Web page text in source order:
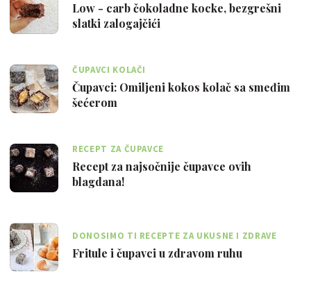
Low - carb čokoladne kocke, bezgrešni
slatki zalogajčići
ČUPAVCI KOLAČI
Čupavci: Omiljeni kokos kolač sa smeđim
šećerom
RECEPT ZA ČUPAVCE
Recept za najsočnije čupavce ovih
blagdana!
DONOSIMO TI RECEPTE ZA UKUSNE I ZDRAVE
BLAGDANSKE FRITULE I ČUPAVCE
Fritule i čupavci u zdravom ruhu